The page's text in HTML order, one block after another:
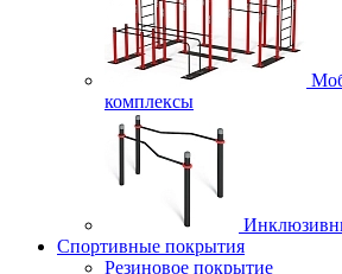
комплексы
Спортивные покрытия
Резиновое покрытие